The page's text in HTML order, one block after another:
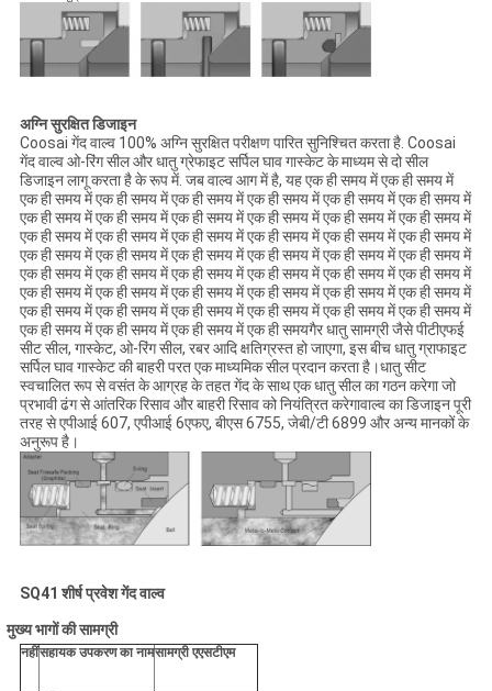
अग्नि सुरक्षित डिजाइन
Coosai गेंद वाल्व 100% अग्नि सुरक्षित परीक्षण पारित सुनिश्चित करता है. Coosai
गेंद वाल्व ओ-रिंग सील और धातु ग्रेफाइट सर्पिल घाव गास्केट के माध्यम से दो सील
डिजाइन लागू करता है के रूप में. जब वाल्व आग में है, यह एक ही समय में एक ही समय में
एक ही समय में एक ही समय में एक ही समय में एक ही समय में एक ही समय में एक ही समय में
एक ही समय में एक ही समय में एक ही समय में एक ही समय में एक ही समय में एक ही समय में
एक ही समय में एक ही समय में एक ही समय में एक ही समय में एक ही समय में एक ही समय में
एक ही समय में एक ही समय में एक ही समय में एक ही समय में एक ही समय में एक ही समय में
एक ही समय में एक ही समय में एक ही समय में एक ही समय में एक ही समय में एक ही समय में
एक ही समय में एक ही समय में एक ही समय में एक ही समय में एक ही समय में एक ही समय में
एक ही समय में एक ही समय में एक ही समय में एक ही समय में एक ही समय में एक ही समय में
एक ही समय में एक ही समय में एक ही समय में एक ही समयगैर धातु सामग्री जैसे पीटीएफई
सीट सील, गास्केट, ओ-रिंग सील, रबर आदि क्षतिग्रस्त हो जाएगा, इस बीच धातु ग्राफाइट
सर्पिल घाव गास्केट की बाहरी परत एक माध्यमिक सील प्रदान करता है।धातु सीट
स्वचालित रूप से वसंत के आग्रह के तहत गेंद के साथ एक धातु सील का गठन करेगा जो
प्रभावी ढंग से आंतरिक रिसाव और बाहरी रिसाव को नियंत्रित करेगावाल्व का डिजाइन पूरी
तरह से एपीआई 607, एपीआई 6एफए, बीएस 6755, जेबी/टी 6899 और अन्य मानकों के
अनुरूप है।
SQ41 शीर्ष प्रवेश गेंद वाल्व
मुख्य भागों की सामग्री
नहींसहायक उपकरण का नामसामग्री एएसटीएम